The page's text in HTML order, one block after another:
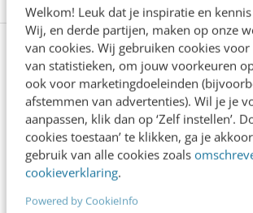
Welkom! Leuk dat je inspiratie en
Wij, en derde partijen, maken op onze
van cookies. Wij gebruiken cookies
van statistieken, om jouw voorkeuren
ook voor marketingdoeleinden
afstemmen van advertenties). Wil je je
aanpassen, klik dan op ‘Zelf instellen’.
cookies toestaan’ te klikken, ga je
gebruik van alle cookies zoals
cookieverklaring.
Powered by CookieInfo
Bekijk deze topics of volg ze
NieuwsAlert
BCI Big data Brainhacking
Breinhacken
Data analytics